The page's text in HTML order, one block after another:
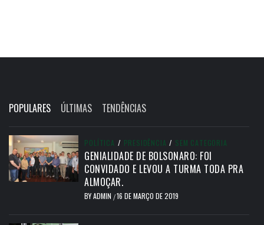
POPULARES ÚLTIMAS TENDÊNCIAS
POLÍTICA / PRESIDÊNCIA / SEM CATEGORIA
GENIALIDADE DE BOLSONARO: FOI
CONVIDADO E LEVOU A TURMA TODA PRA
ALMOÇAR.
BYADMIN /16 DE MARÇO DE 2019